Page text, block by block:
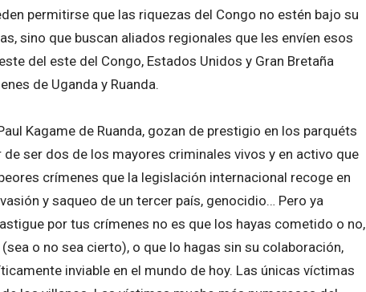
permitirse que las riquezas del Congo no estén bajo su
sino que buscan aliados regionales que les envíen esos
del este del Congo, Estados Unidos y Gran Bretaña
de Uganda y Ruanda.
Kagame de Ruanda, gozan de prestigio en los parquéts
ser dos de los mayores criminales vivos y en activo que
crímenes que la legislación internacional recoge en
y saqueo de un tercer país, genocidio… Pero ya
por tus crímenes no es que los hayas cometido o no,
o no sea cierto), o que lo hagas sin su colaboración,
inviable en el mundo de hoy. Las únicas víctimas